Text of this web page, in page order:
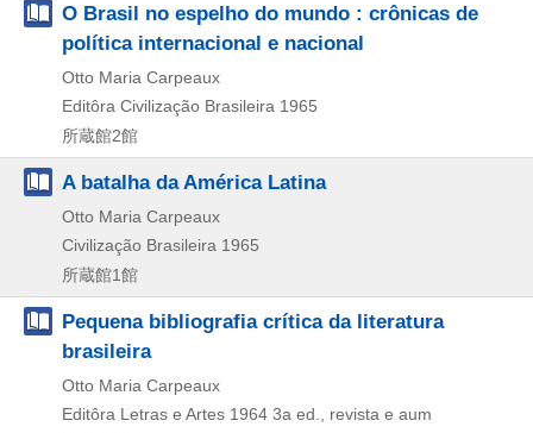
O Brasil no espelho do mundo : crônicas de
política internacional e nacional
Otto Maria Carpeaux
Editôra Civilização Brasileira 1965
所蔵館2館
A batalha da América Latina
Otto Maria Carpeaux
Civilização Brasileira 1965
所蔵館1館
Pequena bibliografia crítica da literatura
brasileira
Otto Maria Carpeaux
Editôra Letras e Artes 1964 3a ed., revista e aum